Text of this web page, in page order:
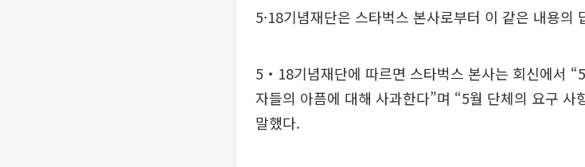
5·18기념재단은 스타벅스 본사로부터 이 같은 내용의
5‧18기념재단에 따르면 스타벅스 본사는 회신에서
자들의 아픔에 대해 사과한다”며 “5월 단체의 요구 사
말했다.